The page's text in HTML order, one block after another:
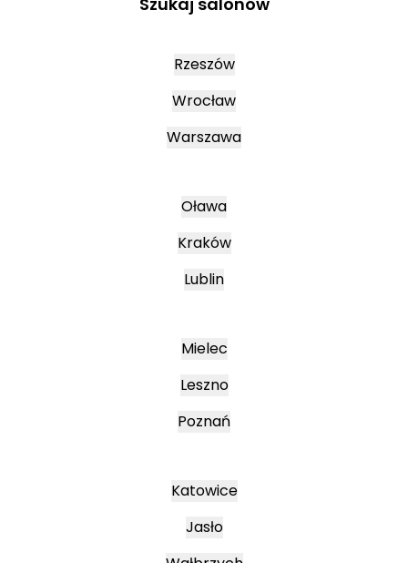
Rzeszów
Wrocław
Warszawa
Oława
Kraków
Lublin
Mielec
Leszno
Poznań
Katowice
Jasło